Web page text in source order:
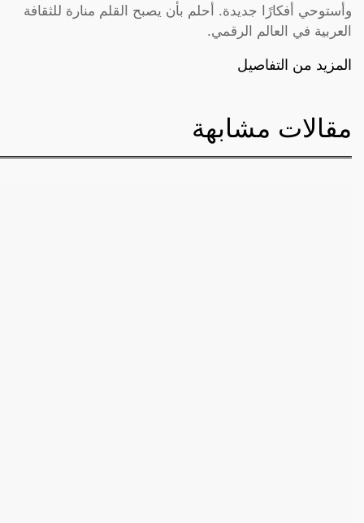
وأستوحي أفكارًا جديدة. أحلم بأن يصبح القلم منارة للثقافة
العربية في العالم الرقمي.
المزيد من التفاصيل
مقالات مشابهة